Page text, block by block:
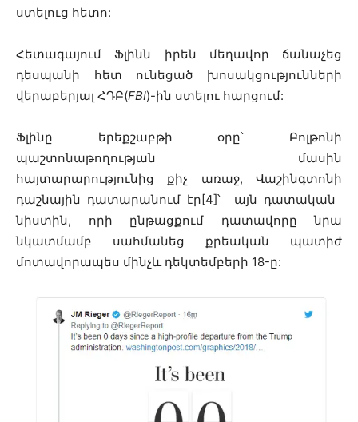
ստելուց հետո:
Հետագայում Ֆլինն իրեն մեղավոր ճանաչեց
դեսպանի հետ ունեցած խոսակցությունների
վերաբերյալ ՀԴԲ(FBI)-ին ստելու հարցում:
Ֆլինը երեքշաբթի օրը՝ Բոլթոնի
պաշտոնաթողության մասին
հայտարարությունից քիչ առաջ, Վաշինգտոնի
դաշնային դատարանում էր [4]՝ այն դատական ​​
նիստին, որի ընթացքում դատավորը նրա
նկատմամբ սահմանեց քրեական պատիժ
մոտավորապես մինչև դեկտեմբերի 18-ը: